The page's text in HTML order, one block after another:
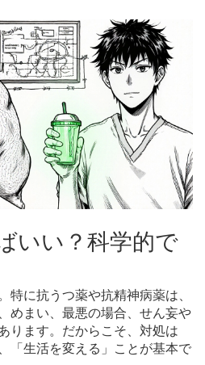
いい？科学的で
特に抗うつ薬や抗精神病薬は、
めまい、最悪の場合、せん妄や
ります。だからこそ、対処は
「生活を変える」ことが基本で